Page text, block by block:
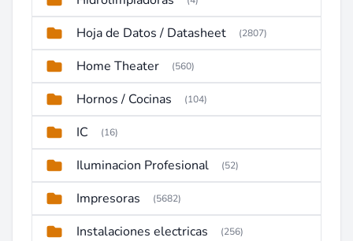
Hoja de Datos / Datasheet (2807)
Home Theater (560)
Hornos / Cocinas (104)
IC (16)
Iluminacion Profesional (52)
Impresoras (5682)
Instalaciones electricas (256)